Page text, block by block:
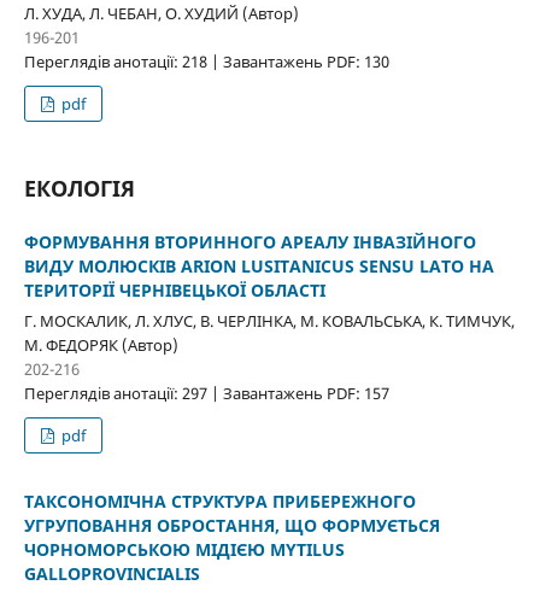
Л. ХУДА, Л. ЧЕБАН, О. ХУДИЙ (Автор)
196-201
Переглядів анотації: 218 | Завантажень PDF: 130
pdf
ЕКОЛОГІЯ
ФОРМУВАННЯ ВТОРИННОГО АРЕАЛУ ІНВАЗІЙНОГО
ВИДУ МОЛЮСКІВ ARION LUSITANICUS SENSU LATO НА
ТЕРИТОРІЇ ЧЕРНІВЕЦЬКОЇ ОБЛАСТІ
Г. МОСКАЛИК, Л. ХЛУС, В. ЧЕРЛІНКА, М. КОВАЛЬСЬКА, К. ТИМЧУК,
М. ФЕДОРЯК (Автор)
202-216
Переглядів анотації: 297 | Завантажень PDF: 157
pdf
ТАКСОНОМІЧНА СТРУКТУРА ПРИБЕРЕЖНОГО
УГРУПОВАННЯ ОБРОСТАННЯ, ЩО ФОРМУЄТЬСЯ
ЧОРНОМОРСЬКОЮ МIДIЄЮ MYTILUS
GALLOPROVINCIALIS